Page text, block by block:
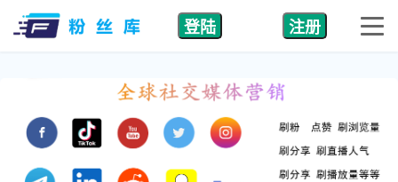
登陆 注册